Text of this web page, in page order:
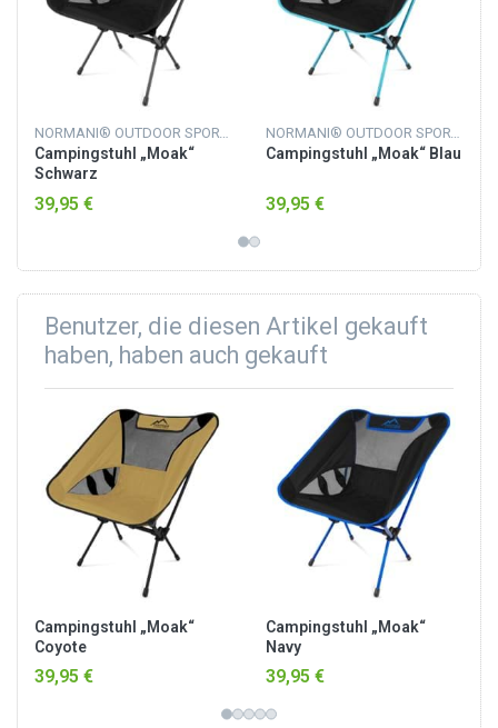
NORMANI® OUTDOOR SPORTS
Campingstuhl „Moak“
Schwarz
39,95 €
NORMANI® OUTDOOR SPORTS
Campingstuhl „Moak“ Blau
39,95 €
Benutzer, die diesen Artikel gekauft
haben, haben auch gekauft
Campingstuhl „Moak“
Coyote
39,95 €
Campingstuhl „Moak“
Navy
39,95 €